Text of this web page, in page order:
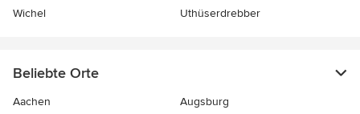
Wichel
Uthüserdrebber
Beliebte Orte
Aachen
Augsburg